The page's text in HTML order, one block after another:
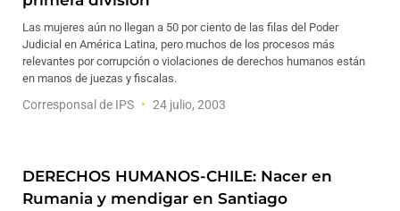
Las mujeres aún no llegan a 50 por ciento de las filas del Poder
Judicial en América Latina, pero muchos de los procesos más
relevantes por corrupción o violaciones de derechos humanos están
en manos de juezas y fiscalas.
Corresponsal de IPS 24 julio, 2003
DERECHOS HUMANOS-CHILE: Nacer en
Rumania y mendigar en Santiago